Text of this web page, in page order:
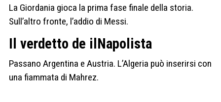
La Giordania gioca la prima fase finale della storia.
Sull’altro fronte, l’addio di Messi.
Il verdetto de ilNapolista
Passano Argentina e Austria. L’Algeria può inserirsi con
una fiammata di Mahrez.